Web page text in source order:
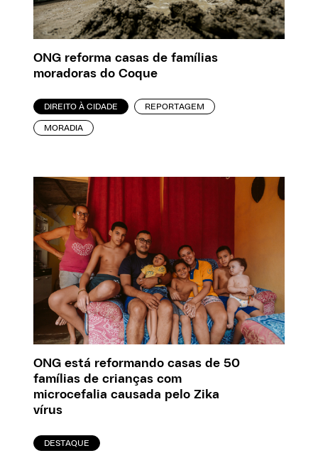
ONG reforma casas de famílias
moradoras do Coque
DIREITO À CIDADE REPORTAGEM
MORADIA
ONG está reformando casas de 50
famílias de crianças com
microcefalia causada pelo Zika
vírus
DESTAQUE